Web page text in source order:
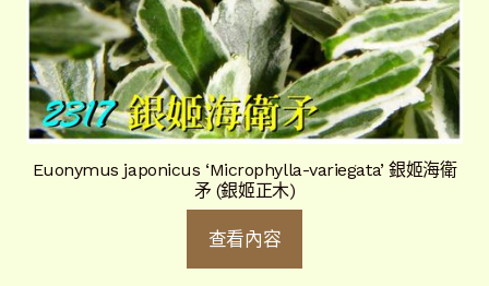
Euonymus japonicus ‘Microphylla-variegata’ 銀姬海衛
矛 (銀姬正木)
查看內容